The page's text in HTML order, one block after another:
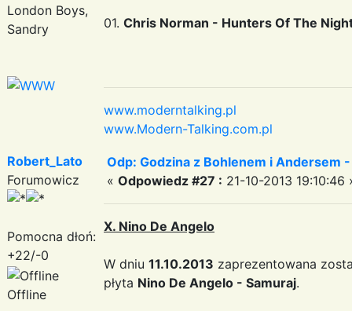
London Boys,
Sandry
01. Chris Norman - Hunters Of The
www.moderntalking.pl
www.Modern-Talking.com.pl
Robert_Lato
Forumowicz
Pomocna dłoń:
+22/-0
Offline
Odp: Godzina z Bohlenem i Andersem
« Odpowiedz #27 : 21-10-2013 19:10:46
X. Nino De Angelo
W dniu 11.10.2013 zaprezentowana
płyta Nino De Angelo - Samuraj.